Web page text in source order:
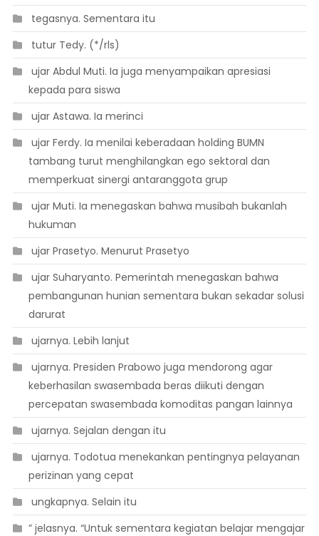
 tegasnya. Sementara itu
 tutur Tedy. (*/rls)
 ujar Abdul Muti. Ia juga menyampaikan apresiasi
kepada para siswa
 ujar Astawa. Ia merinci
 ujar Ferdy. Ia menilai keberadaan holding BUMN
tambang turut menghilangkan ego sektoral dan
memperkuat sinergi antaranggota grup
 ujar Muti. Ia menegaskan bahwa musibah bukanlah
hukuman
 ujar Prasetyo. Menurut Prasetyo
 ujar Suharyanto. Pemerintah menegaskan bahwa
pembangunan hunian sementara bukan sekadar solusi
darurat
 ujarnya. Lebih lanjut
 ujarnya. Presiden Prabowo juga mendorong agar
keberhasilan swasembada beras diikuti dengan
percepatan swasembada komoditas pangan lainnya
 ujarnya. Sejalan dengan itu
 ujarnya. Todotua menekankan pentingnya pelayanan
perizinan yang cepat
 ungkapnya. Selain itu
” jelasnya. “Untuk sementara kegiatan belajar mengajar